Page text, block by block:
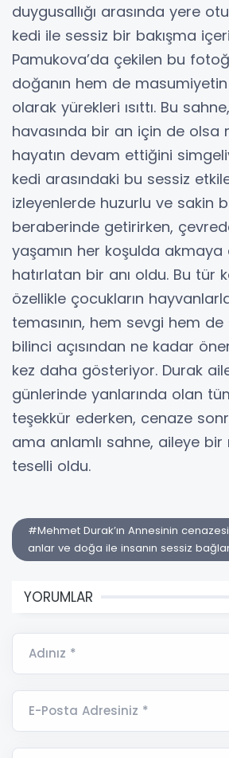
duygusallığı arasında yere
kedi ile sessiz bir bakışma
Pamukova’da çekilen bu
doğanın hem de masumiyetin
olarak yürekleri ısıttı. Bu
havasında bir an için de olsa
hayatın devam ettiğini
kedi arasındaki bu sessiz
izleyenlerde huzurlu ve sakin
beraberinde getirirken,
yaşamın her koşulda
hatırlatan bir anı oldu. Bu tür
özellikle çocukların
temasının, hem sevgi hem
bilinci açısından ne kadar
kez daha gösteriyor. Durak
günlerinde yanlarında olan
teşekkür ederken, cenaze
ama anlamlı sahne, aileye bir
teselli oldu.
#Mehmet Durak’ın Annesinin
anlar ve doğa ile insanın sessiz
YORUMLAR
Adınız *
E-Posta Adresiniz *